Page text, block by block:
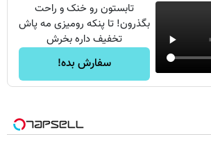
تابستون رو خنک و راحت
بگذرون! تا پنکه رومیزی مه پاش
تخفیف داره بخرش
سفارش بده!